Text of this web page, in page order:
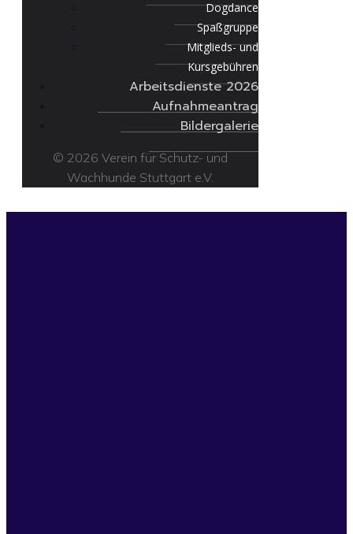
Dogdance
Spaßgruppe
Mitglieds- und
Kursgebühren
Arbeitsdienste 2026
Aufnahmeantrag
Bildergalerie
© 2026 Verein für Schutz- und
Wachhunde Stuttgart e.V.